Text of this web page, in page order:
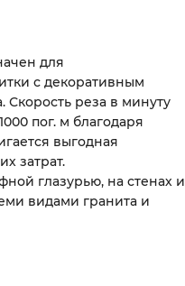
для
с декоративным
Скорость реза в минуту
пог. м благодаря
выгодная
затрат.
глазурью, на стенах и
видами гранита и